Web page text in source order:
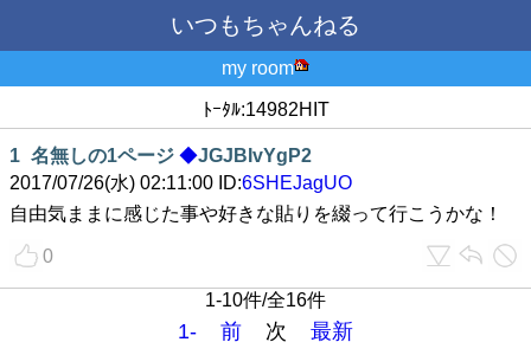
いつもちゃんねる
my room
ﾄｰﾀﾙ:14982HIT
1 名無しの1ページ ◆JGJBIvYgP2
2017/07/26(水) 02:11:00 ID:6SHEJagUO
自由気ままに感じた事や好きな貼りを綴って行こうかな！
0
1-10件/全16件
1- 前 次 最新